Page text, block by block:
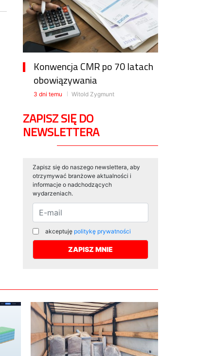
Konwencja CMR po 70 latach
obowiązywania
3 dni temu Witold Zygmunt
ZAPISZ SIĘ DO
NEWSLETTERA
Zapisz się do naszego newslettera, aby
otrzymywać branżowe aktualności i
informacje o nadchodzących
wydarzeniach.
akceptuję politykę prywatności